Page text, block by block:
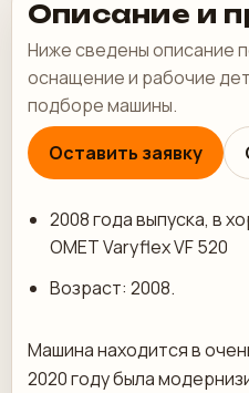
Описание и
Ниже сведены описание
оснащение и рабочие
подборе машины.
Оставить заявку
2008 года выпуска, в
OMET Varyflex VF 520
Возраст: 2008.
Машина находится в
2020 году была